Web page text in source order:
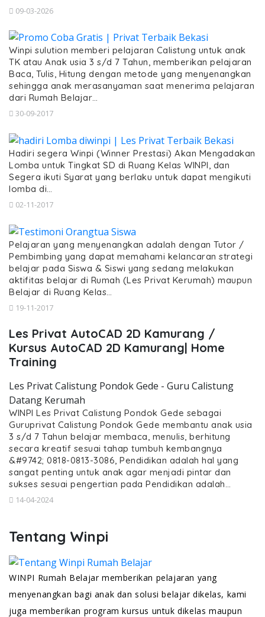
09-03-2026
Winpi sulution memberi pelajaran Calistung untuk anak
TK atau Anak usia 3 s/d 7 Tahun, memberikan pelajaran
Baca, Tulis, Hitung dengan metode yang menyenangkan
sehingga anak merasanyaman saat menerima pelajaran
dari Rumah Belajar…
30-09-2017
Hadiri segera Winpi (Winner Prestasi) Akan Mengadakan
Lomba untuk Tingkat SD di Ruang Kelas WINPI, dan
Segera ikuti Syarat yang berlaku untuk dapat mengikuti
lomba di…
02-11-2017
Pelajaran yang menyenangkan adalah dengan Tutor /
Pembimbing yang dapat memahami kelancaran strategi
belajar pada Siswa & Siswi yang sedang melakukan
aktifitas belajar di Rumah (Les Privat Kerumah) maupun
Belajar di Ruang Kelas…
19-11-2017
Les Privat AutoCAD 2D Kamurang /
Kursus AutoCAD 2D Kamurang| Home
Training
Les Privat Calistung Pondok Gede - Guru Calistung
Datang Kerumah
WINPI Les Privat Calistung Pondok Gede sebagai
Guruprivat Calistung Pondok Gede membantu anak usia
3 s/d 7 Tahun belajar membaca, menulis, berhitung
secara kreatif sesuai tahap tumbuh kembangnya
&#9742; 0818-0813-3086, Pendidikan adalah hal yang
sangat penting untuk anak agar menjadi pintar dan
sukses sesuai pengertian pada Pendidikan adalah…
14-04-2024
Tentang Winpi
WINPI Rumah Belajar memberikan pelajaran yang
menyenangkan bagi anak dan solusi belajar dikelas, kami
juga memberikan program kursus untuk dikelas maupun